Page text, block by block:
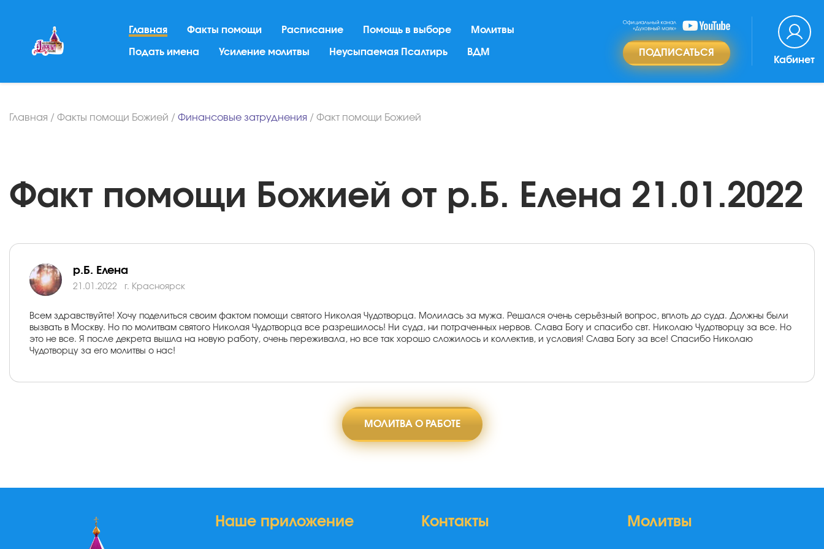
Главная Факты помощи Расписание Помощь в выборе Молитвы
Подать имена Усиление молитвы Неусыпаемая Псалтирь ВДМ ПОДПИСАТЬСЯ
Кабинет
Главная / Факты помощи Божией / Финансовые затруднения / Факт помощи Божией
Факт помощи Божией от р.Б. Елена 21.01.2022
р.Б. Елена
21.01.2022 г. Красноярск
Всем здравствуйте! Хочу поделиться своим фактом помощи святого Николая Чудотворца. Молилась за мужа. Решался очень серьёзный вопрос, вплоть до суда. Должны были
вызвать в Москву. Но по молитвам святого Николая Чудотворца все разрешилось! Ни суда, ни потраченных нервов. Слава Богу и спасибо свт. Николаю Чудотворцу за все. Но
это не все. Я после декрета вышла на новую работу, очень переживала, но все так хорошо сложилось и коллектив, и условия! Слава Богу за все! Спасибо Николаю
Чудотворцу за его молитвы о нас!
МОЛИТВА О РАБОТЕ
Наше приложение Контакты Молитвы